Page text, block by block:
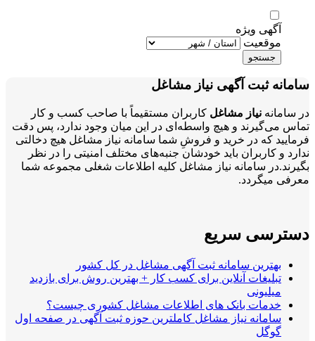
آگهی ویژه
موقعیت
جستجو
سامانه ثبت آگهی نیاز مشاغل
در سامانه نیاز مشاغل کاربران مستقیماً با صاحب کسب و کار
تماس می‌گیرند و هیچ واسطه‌ای در این میان وجود ندارد، پس دقت
فرمایید که در خرید و فروشِ شما سامانه نیاز مشاغل هیچ دخالتی
ندارد و کاربران باید خودشان جنبه‌های مختلف امنیتی را در نظر
بگیرند.در سامانه نیاز مشاغل کلیه اطلاعات شغلی مجموعه شما
معرفی میگردد.
دسترسی سریع
بهترین سامانه ثبت آگهی مشاغل در کل کشور
تبلیغات آنلاین برای کسب کار + بهترین روش برای بازدید
میلیونی
خدمات بانک های اطلاعات مشاغل کشوری چیست؟
سامانه نیاز مشاغل کاملترین حوزه ثبت آگهی در صفحه اول
گوگل